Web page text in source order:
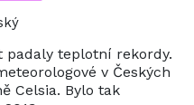
padaly teplotní rekordy.
v Českých
Celsia. Bylo tak